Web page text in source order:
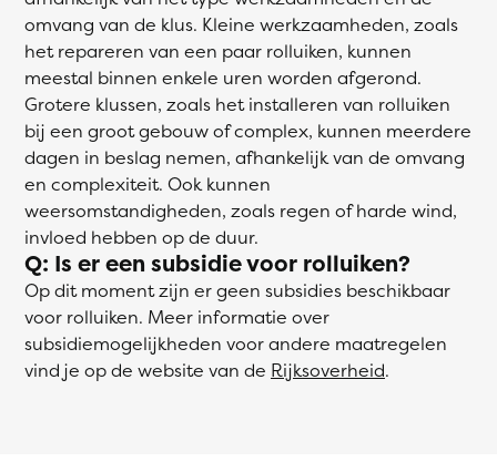
omvang van de klus. Kleine werkzaamheden, zoals
het repareren van een paar rolluiken, kunnen
meestal binnen enkele uren worden afgerond.
Grotere klussen, zoals het installeren van rolluiken
bij een groot gebouw of complex, kunnen meerdere
dagen in beslag nemen, afhankelijk van de omvang
en complexiteit. Ook kunnen
weersomstandigheden, zoals regen of harde wind,
invloed hebben op de duur.
Q: Is er een subsidie voor rolluiken?
Op dit moment zijn er geen subsidies beschikbaar
voor rolluiken. Meer informatie over
subsidiemogelijkheden voor andere maatregelen
vind je op de website van de Rijksoverheid.